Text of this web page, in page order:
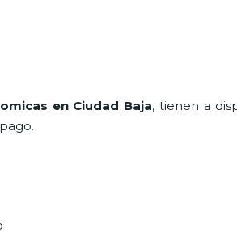
en Ciudad Baja, tienen a